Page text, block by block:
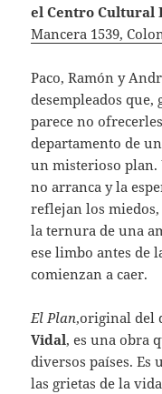
el Centro Cultural
Mancera 1539,
Paco, Ramón y
desempleados
parece no
departamento de
un misterioso plan.
no arranca y la
reflejan los
la ternura de una
ese limbo antes de
comienzan a caer.
El Plan,original del
Vidal, es una obra
diversos países.
las grietas de la